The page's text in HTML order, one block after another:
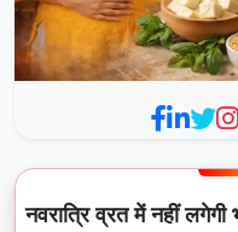
नवरात्रि व्रत में नहीं